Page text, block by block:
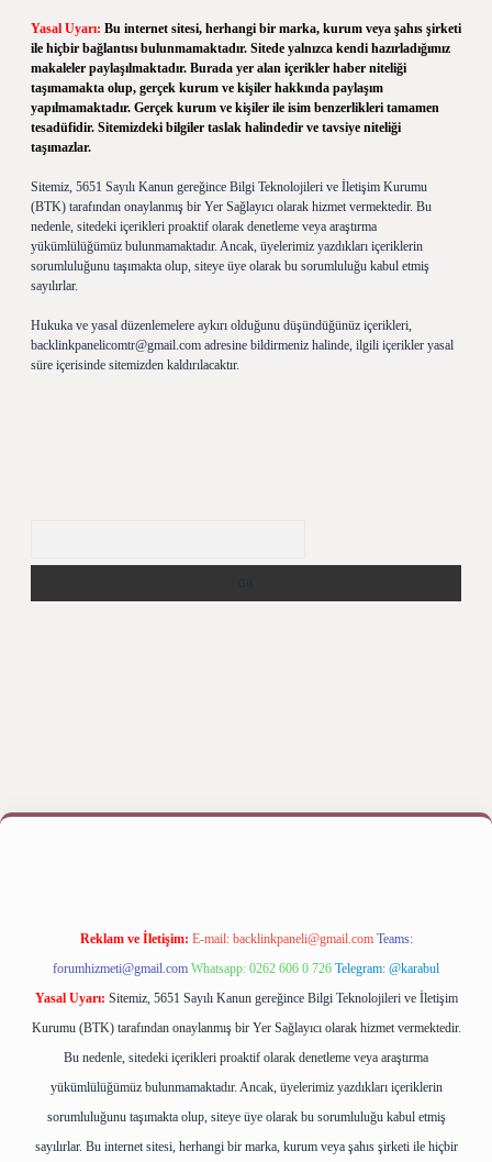
Yasal Uyarı: Bu internet sitesi, herhangi bir marka, kurum veya şahıs şirketi
ile hiçbir bağlantısı bulunmamaktadır. Sitede yalnızca kendi hazırladığımız
makaleler paylaşılmaktadır. Burada yer alan içerikler haber niteliği
taşımamakta olup, gerçek kurum ve kişiler hakkında paylaşım
yapılmamaktadır. Gerçek kurum ve kişiler ile isim benzerlikleri tamamen
tesadüfidir. Sitemizdeki bilgiler taslak halindedir ve tavsiye niteliği
taşımazlar.
Sitemiz, 5651 Sayılı Kanun gereğince Bilgi Teknolojileri ve İletişim Kurumu
(BTK) tarafından onaylanmış bir Yer Sağlayıcı olarak hizmet vermektedir. Bu
nedenle, sitedeki içerikleri proaktif olarak denetleme veya araştırma
yükümlülüğümüz bulunmamaktadır. Ancak, üyelerimiz yazdıkları içeriklerin
sorumluluğunu taşımakta olup, siteye üye olarak bu sorumluluğu kabul etmiş
sayılırlar.
Hukuka ve yasal düzenlemelere aykırı olduğunu düşündüğünüz içerikleri,
backlinkpanelicomtr@gmail.com adresine bildirmeniz halinde, ilgili içerikler yasal
süre içerisinde sitemizden kaldırılacaktır.
betexper bahis
Reklam ve İletişim: E-mail: backlinkpaneli@gmail.com Teams:
forumhizmeti@gmail.com Whatsapp: 0262 606 0 726 Telegram: @karabul
Yasal Uyarı: Sitemiz, 5651 Sayılı Kanun gereğince Bilgi Teknolojileri ve İletişim
Kurumu (BTK) tarafından onaylanmış bir Yer Sağlayıcı olarak hizmet vermektedir.
Bu nedenle, sitedeki içerikleri proaktif olarak denetleme veya araştırma
yükümlülüğümüz bulunmamaktadır. Ancak, üyelerimiz yazdıkları içeriklerin
sorumluluğunu taşımakta olup, siteye üye olarak bu sorumluluğu kabul etmiş
sayılırlar. Bu internet sitesi, herhangi bir marka, kurum veya şahıs şirketi ile hiçbir